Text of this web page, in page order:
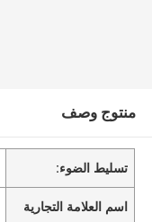
منتوج وصف
تسليط الضوء:
اسم العلامة التجارية